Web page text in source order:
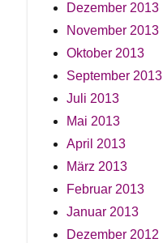
Dezember 2013
November 2013
Oktober 2013
September 2013
Juli 2013
Mai 2013
April 2013
März 2013
Februar 2013
Januar 2013
Dezember 2012